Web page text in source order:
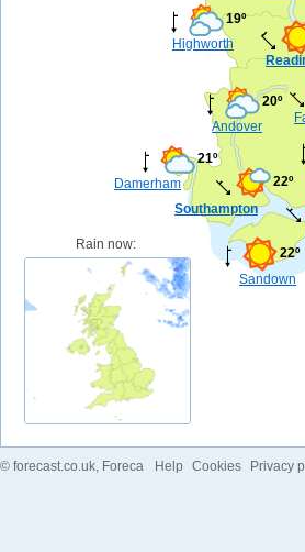
Southampton
22º
Andover
20º
Sandown
22º
Highworth
19º
Damerham
21º
Rain now:
© forecast.co.uk , Foreca Help Cookies Privacy